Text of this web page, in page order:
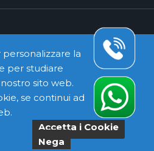
Pagamenti e Corrieri Sicuri
. Tutti i
la
per studiare
sito web.
se continui ad
Accetta i Cookie
Nega